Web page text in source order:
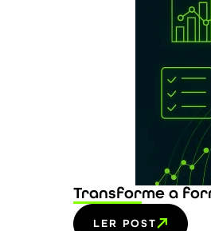
Transforme a
LER POST